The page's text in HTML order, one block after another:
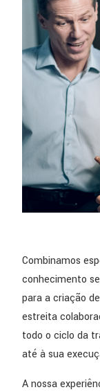
Combinamos
conhecimento
para a criação
estreita
todo o ciclo da
até à sua
A nossa